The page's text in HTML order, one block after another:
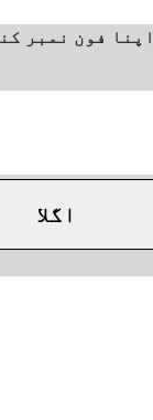
فون نمبر
اگلا